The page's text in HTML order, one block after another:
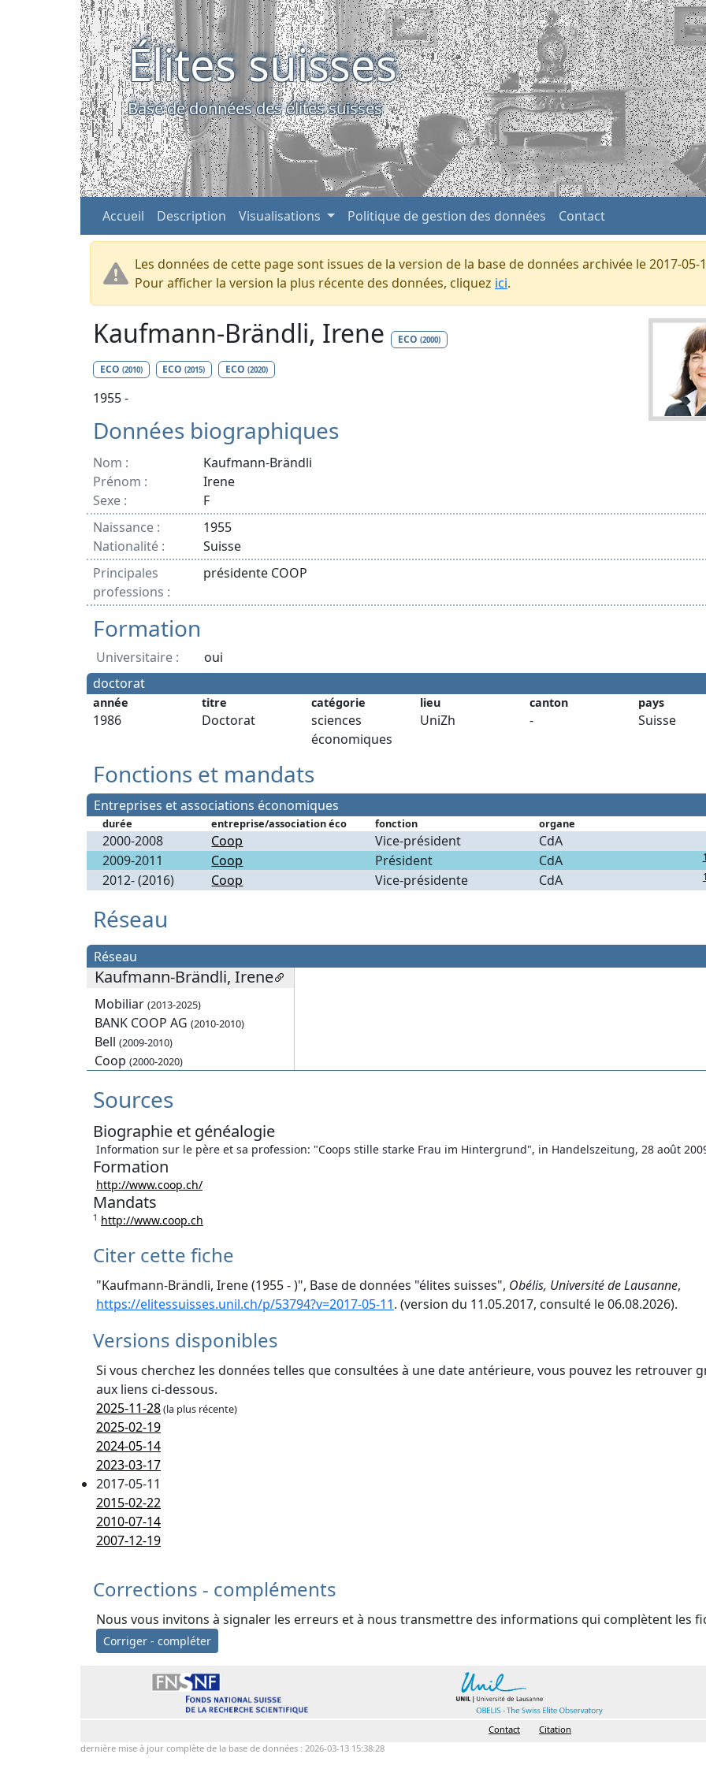
Élites suisses
Base de données des élites suisses
Accueil Description Visualisations Politique de gestion des données Contact
Les données de cette page sont issues de la version de la base de données archivée le 2017-05-
Pour afficher la version la plus récente des données, cliquez ici.
Kaufmann-Brändli, Irene ECO (2000)
ECO (2010) ECO(2015) ECO (2020)
1955 -
Données biographiques
Nom :
Kaufmann-Brändli
Prénom :
Irene
Sexe :
F
Naissance :
1955
Nationalité :
Suisse
Principales
professions :
présidente COOP
Formation
Universitaire :
oui
doctorat
année titre catégorie lieu canton pays
1986 Doctorat
sciences
économiques
UniZh - Suisse
Fonctions et mandats
Entreprises et associations économiques
durée entreprise/association éco fonction organe
2000-2008 Coop Vice-président
CdA
2009-2011
Coop Président CdA
2012- (2016) Coop Vice-présidente CdA
Réseau
Réseau
Kaufmann-Brändli, Irene
Mobiliar (2013-2025)
BANK COOP AG (2010-2010)
Bell (2009-2010)
Coop (2000-2020)
Sources
Biographie et généalogie
Information sur le père et sa profession: "Coops stille starke Frau im Hintergrund", in Handelszeitung, 28 août
Formation
http://www.coop.ch/
Mandats
1 http://www.coop.ch
Citer cette fiche
"Kaufmann-Brändli, Irene (1955 - )", Base de données "élites suisses", Obélis, Université de Lausanne,
https://elitessuisses.unil.ch/p/53794?v=2017-05-11. (version du 11.05.2017, consulté le 06.08.2026).
Versions disponibles
Si vous cherchez les données telles que consultées à une date antérieure, vous pouvez les retrouver
aux liens ci-dessous.
2025-11-28(la plus récente)
2025-02-19
2024-05-14
2023-03-17
2017-05-11
2015-02-22
2010-07-14
2007-12-19
Corrections - compléments
Nous vous invitons à signaler les erreurs et à nous transmettre des informations qui complètent les
Corriger - compléter
Contact
Citation
dernière mise à jour complète de la base de données : 2026-03-13 15:38:28